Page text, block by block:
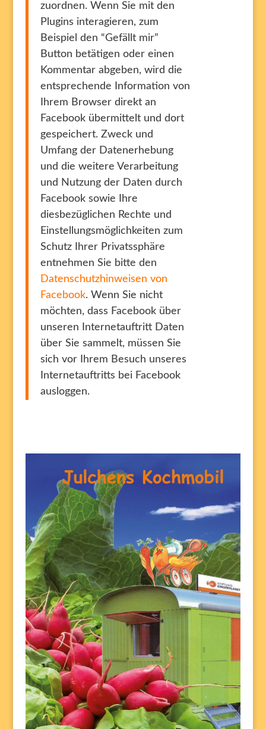
zuordnen. Wenn Sie mit den
Plugins interagieren, zum
Beispiel den “Gefällt mir”
Button betätigen oder einen
Kommentar abgeben, wird die
entsprechende Information von
Ihrem Browser direkt an
Facebook übermittelt und dort
gespeichert. Zweck und
Umfang der Datenerhebung
und die weitere Verarbeitung
und Nutzung der Daten durch
Facebook sowie Ihre
diesbezüglichen Rechte und
Einstellungsmöglichkeiten zum
Schutz Ihrer Privatssphäre
entnehmen Sie bitte den
Datenschutzhinweisen von
Facebook. Wenn Sie nicht
möchten, dass Facebook über
unseren Internetauftritt Daten
über Sie sammelt, müssen Sie
sich vor Ihrem Besuch unseres
Internetauftritts bei Facebook
ausloggen.